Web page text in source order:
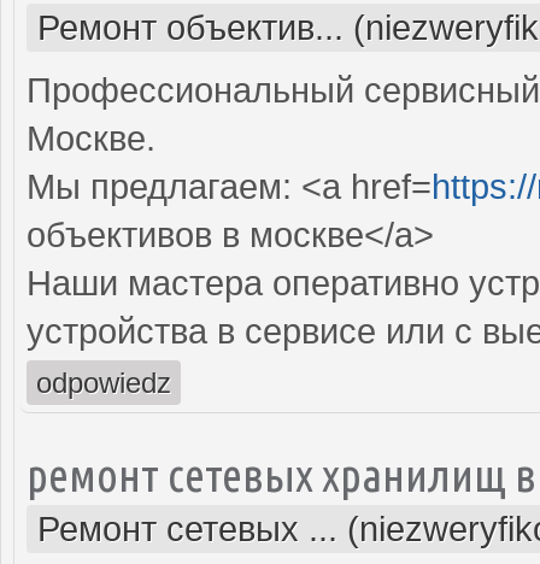
Ремонт объектив...
Профессиональный
Москве.
Мы предлагаем: <a href=
объективов в москве</a>
Наши мастера оперативно
устройства в сервисе или с
odpowiedz
ремонт сетевых хранилищ
Ремонт сетевых ...